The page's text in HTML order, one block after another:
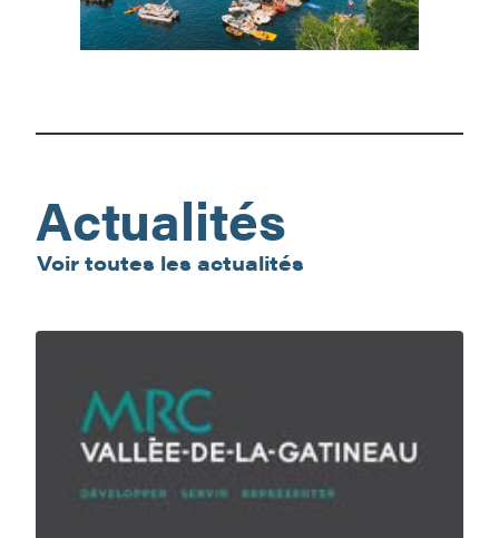
Actualités
Voir toutes les actualités
En
sécurité,
responsabilité